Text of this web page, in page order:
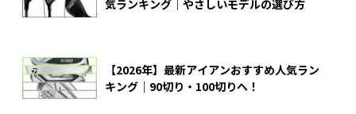
気ランキング｜やさしいモデルの選び方
【2026年】最新アイアンおすすめ人気ラン
キング｜90切り・100切りへ！